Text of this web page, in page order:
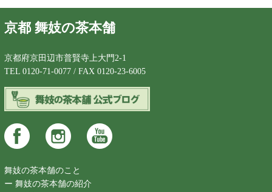
京都 舞妓の茶本舗
京都府京田辺市普賢寺上大門2-1
TEL 0120-71-0077 / FAX 0120-23-6005
舞妓の茶本舗のこと
ー 舞妓の茶本舗の紹介